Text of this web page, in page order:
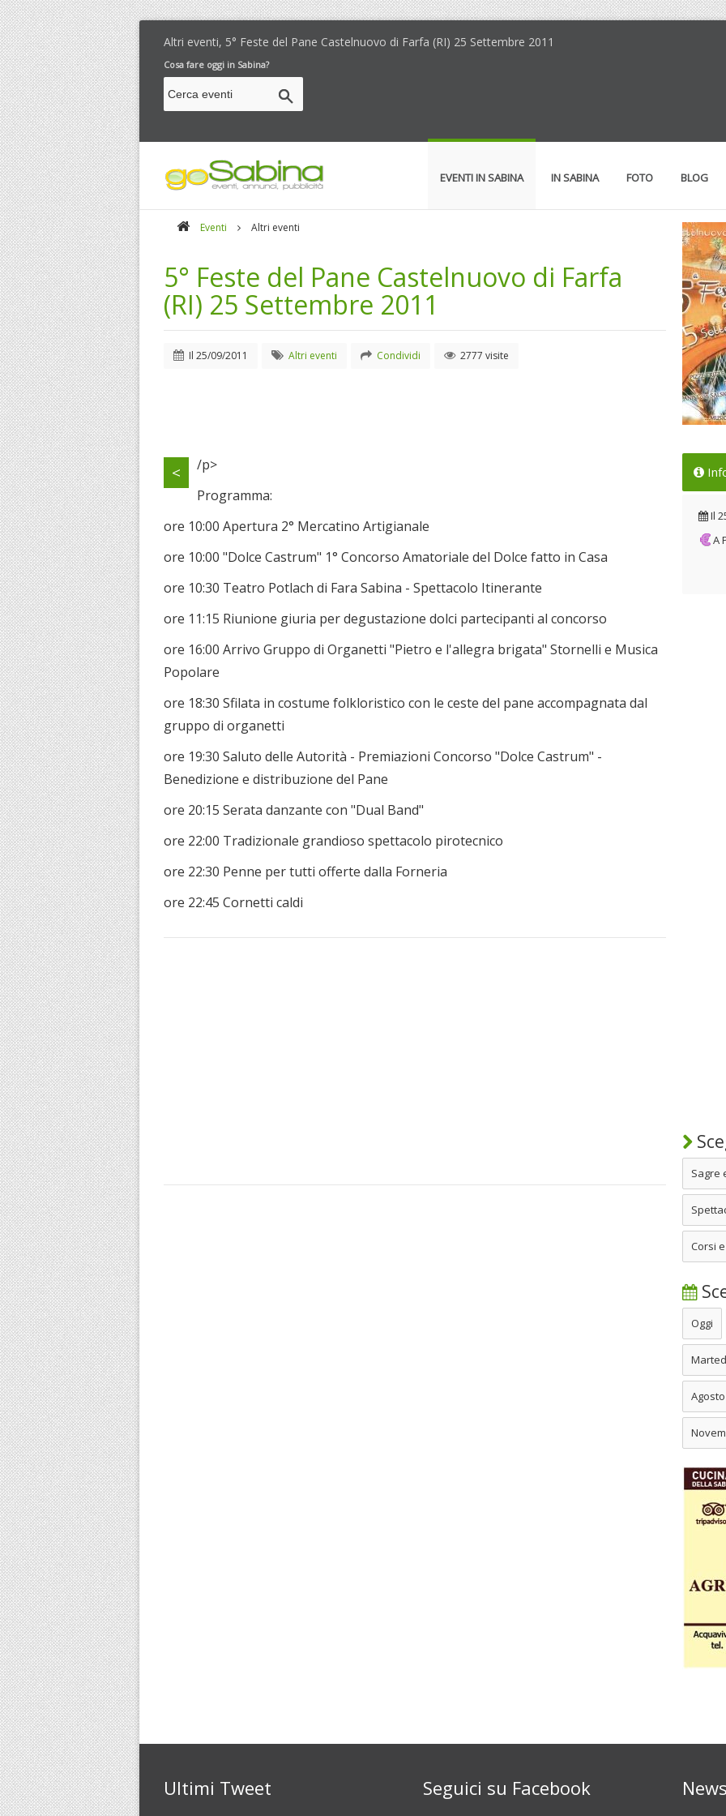
Altri eventi, 5° Feste del Pane Castelnuovo di Farfa (RI) 25 Settembre 2011
Cosa fare oggi in Sabina?
EVENTI IN SABINA IN SABINA FOTO BLOG
Eventi Altri eventi
5° Feste del Pane Castelnuovo di Farfa
(RI) 25 Settembre 2011
Il 25/09/2011 Altri eventi Condividi 2777 visite
Il
<
/p>
Programma:
ore 10:00 Apertura 2° Mercatino Artigianale
ore 10:00 "Dolce Castrum" 1° Concorso Amatoriale del Dolce fatto in Casa
ore 10:30 Teatro Potlach di Fara Sabina - Spettacolo Itinerante
ore 11:15 Riunione giuria per degustazione dolci partecipanti al concorso
ore 16:00 Arrivo Gruppo di Organetti "Pietro e l'allegra brigata" Stornelli e Musica
Popolare
ore 18:30 Sfilata in costume folkloristico con le ceste del pane accompagnata dal
gruppo di organetti
ore 19:30 Saluto delle Autorità - Premiazioni Concorso "Dolce Castrum" -
Benedizione e distribuzione del Pane
ore 20:15 Serata danzante con "Dual Band"
ore 22:00 Tradizionale grandioso spettacolo pirotecnico
ore 22:30 Penne per tutti offerte dalla Forneria
ore 22:45 Cornetti caldi
Il
A
Sagre
Corsi
Oggi
Agosto
Ultimi Tweet Seguici su Facebook